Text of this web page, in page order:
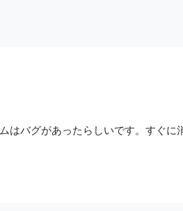
はバグがあったらしいです。すぐに